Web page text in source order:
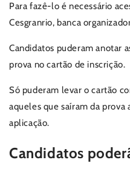
Para fazê-lo é necessário
Cesgranrio, banca
Candidatos puderam anotar
prova no cartão de inscrição.
Só puderam levar o cartão
aqueles que saíram da prova
aplicação.
Candidatos